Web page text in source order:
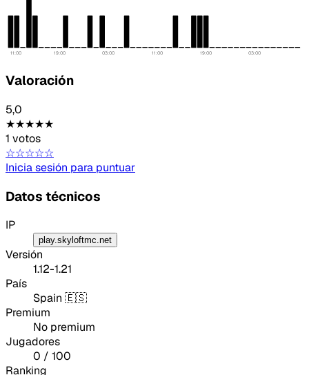
11:00 19:00 03:00 11:00 19:00 03:00
Valoración
5,0
★★★★★
1 votos
☆☆☆☆☆
Inicia sesión para puntuar
Datos técnicos
IP
play.skyloftmc.net
Versión
1.12-1.21
País
Spain 🇪🇸
Premium
No premium
Jugadores
0 / 100
Ranking